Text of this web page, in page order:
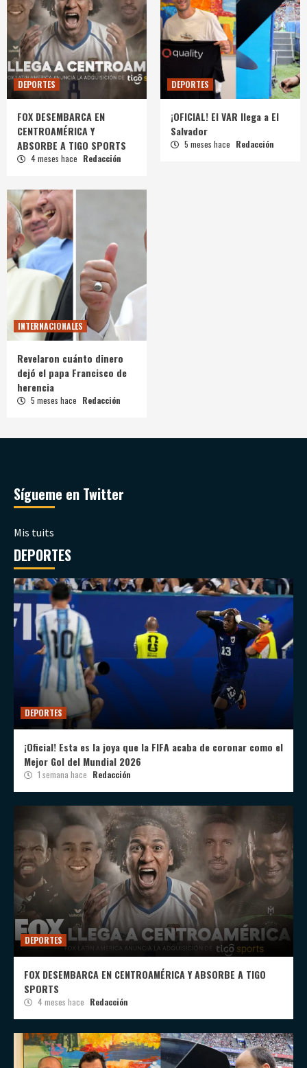
DEPORTES
FOX DESEMBARCA EN
CENTROAMÉRICA Y
ABSORBE A TIGO SPORTS
4 meses hace Redacción
DEPORTES
¡OFICIAL! El VAR llega a El
Salvador
5 meses hace Redacción
INTERNACIONALES
Revelaron cuánto dinero
dejó el papa Francisco de
herencia
5 meses hace Redacción
Sígueme en Twitter
Mis tuits
DEPORTES
DEPORTES
¡Oficial! Esta es la joya que la FIFA acaba de coronar como el
Mejor Gol del Mundial 2026
1 semana hace Redacción
DEPORTES
FOX DESEMBARCA EN CENTROAMÉRICA Y ABSORBE A TIGO
SPORTS
4 meses hace Redacción